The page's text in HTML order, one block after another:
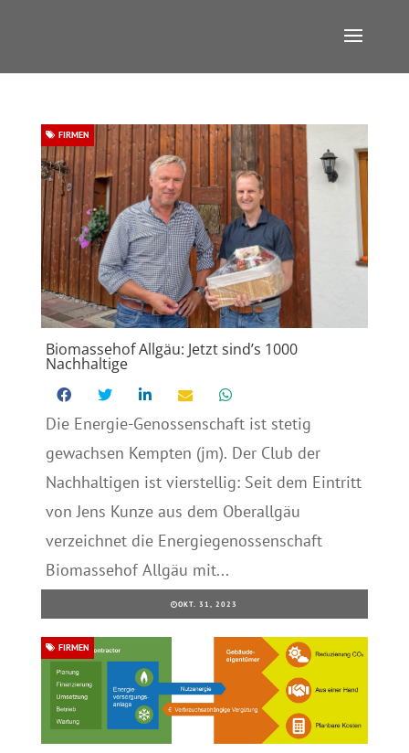
Biomassehof Allgäu: Jetzt sind’s 1000
Nachhaltige
FIRMEN
Die Energie-Genossenschaft ist stetig
gewachsen Kempten (jm). Der Club der
Nachhaltigen ist vierstellig: Seit dem Eintritt
von Jens Kunze aus dem Oberallgäu
verzeichnet die Energiegenossenschaft
Biomassehof Allgäu mit...
OKT. 31, 2023
FIRMEN